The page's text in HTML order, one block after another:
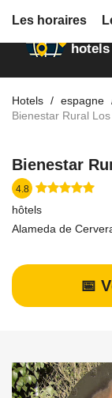
Hotels espagne
Bienestar Rural
Bienestar
4.8
hôtels
Alameda de
📅
Les horaires